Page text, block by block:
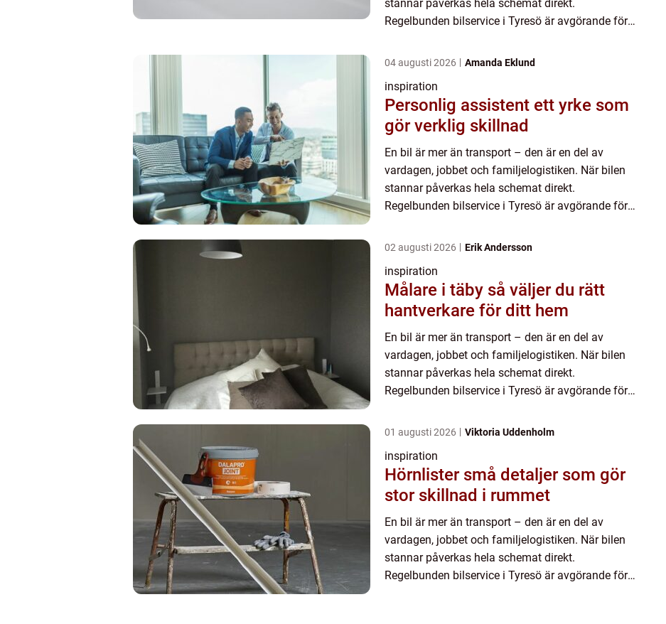
stannar påverkas hela schemat direkt.
Regelbunden bilservice i Tyresö är avgörande för
04 augusti 2026 Amanda Eklund
inspiration
Personlig assistent ett yrke som
gör verklig skillnad
En bil är mer än transport – den är en del av
vardagen, jobbet och familjelogistiken. När bilen
stannar påverkas hela schemat direkt.
Regelbunden bilservice i Tyresö är avgörande för
02 augusti 2026 Erik Andersson
inspiration
Målare i täby så väljer du rätt
hantverkare för ditt hem
En bil är mer än transport – den är en del av
vardagen, jobbet och familjelogistiken. När bilen
stannar påverkas hela schemat direkt.
Regelbunden bilservice i Tyresö är avgörande för
01 augusti 2026 Viktoria Uddenholm
inspiration
Hörnlister små detaljer som gör
stor skillnad i rummet
En bil är mer än transport – den är en del av
vardagen, jobbet och familjelogistiken. När bilen
stannar påverkas hela schemat direkt.
Regelbunden bilservice i Tyresö är avgörande för